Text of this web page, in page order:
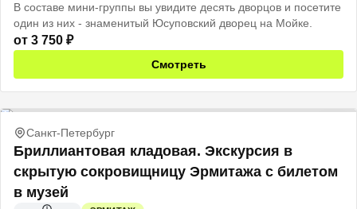
В составе мини-группы вы увидите десять дворцов и посетите
один из них - знаменитый Юсуповский дворец на Мойке.
от 3 750 ₽
Смотреть
Санкт-Петербург
Бриллиантовая кладовая. Экскурсия в
скрытую сокровищницу Эрмитажа с билетом
в музей